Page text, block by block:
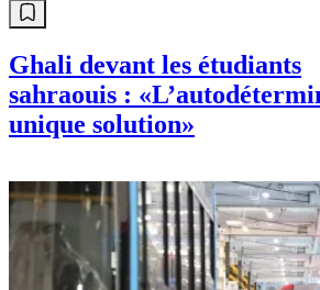
Ghali devant les étudiants
sahraouis :
unique solution»